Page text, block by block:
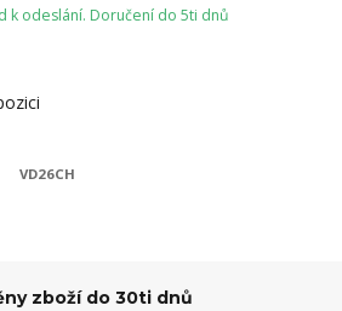
k odeslání. Doručení do 5ti dnů
VD26CH
zboží do 30ti dnů